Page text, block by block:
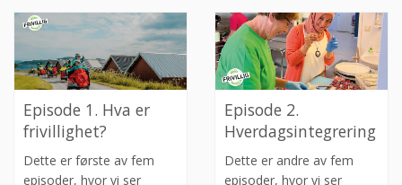
Episode 1. Hva er
frivillighet?
Dette er første av fem
episoder, hvor vi ser
Episode 2.
Hverdagsintegrering
Dette er andre av fem
episoder, hvor vi ser